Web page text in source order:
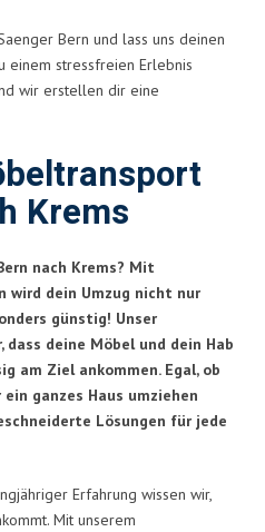
Bern und lass uns deinen
einem stressfreien Erlebnis
wir erstellen dir eine
Krems
nach Krems? Mit
wird dein Umzug nicht nur
günstig! Unser
deine Möbel und dein Hab
am Ziel ankommen. Egal, ob
ganzes Haus umziehen
Lösungen für jede
Erfahrung wissen wir,
Mit unserem